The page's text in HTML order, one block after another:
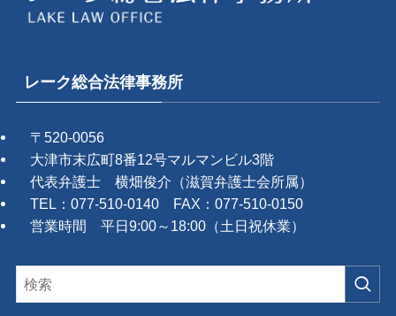
レーク総合法律事務所
〒520-0056
大津市末広町8番12号マルマンビル3階
代表弁護士 横畑俊介（滋賀弁護士会所属）
TEL：077-510-0140 FAX：077-510-0150
営業時間 平日9:00～18:00（土日祝休業）